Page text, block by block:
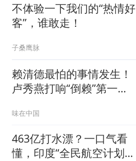
不体验一下我们的“热情好
客”，谁敢走！
子桑鹰脉
赖清德最怕的事情发生！
卢秀燕打响“倒赖”第一
味在中国
463亿打水漂？一口气看
懂，印度“全民航空计划”